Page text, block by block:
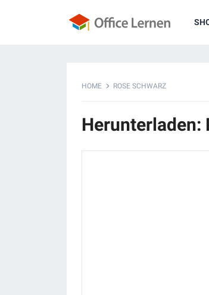
HOME ROSE SCHWARZ
Herunterladen: